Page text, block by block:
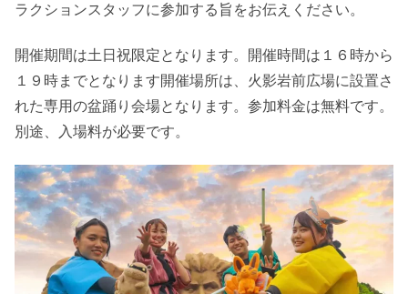
ラクションスタッフに参加する旨をお伝えください。
開催期間は土日祝限定となります。開催時間は１６時から
１９時までとなります開催場所は、火影岩前広場に設置さ
れた専用の盆踊り会場となります。参加料金は無料です。
別途、入場料が必要です。